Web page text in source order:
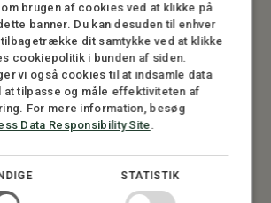
dumpere og meget andet
efter Sorø
ApS
Hyllested
(L), Partner, CEO
brugen af cookies ved at klikke på
banner. Du kan desuden til enhver
dit samtykke ved at klikke
cookiepolitik i bunden af siden.
vi også cookies til at indsamle data
at tilpasse og måle effektiviteten af
For mere information, besøg
Data Responsibility Site.
STATISTIK